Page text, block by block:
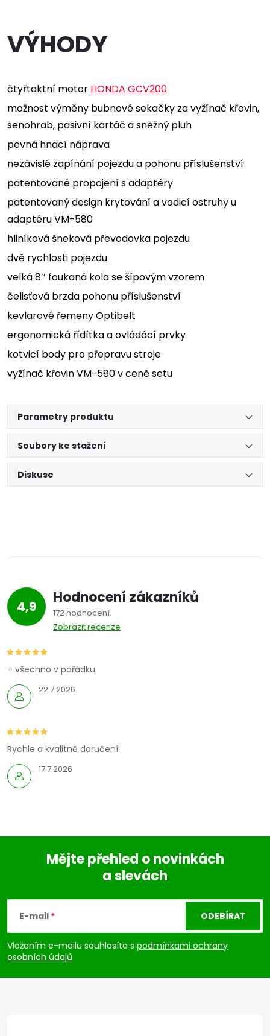
VÝHODY
čtyřtaktní motor HONDA GCV200
možnost výměny bubnové sekačky za vyžínač křovin,
senohrab, pasivní kartáč a sněžný pluh
pevná hnací náprava
nezávislé zapínání pojezdu a pohonu příslušenství
patentované propojení s adaptéry
patentovaný design krytování a vodicí ostruhy u
adaptéru VM-580
hliníková šneková převodovka pojezdu
dvě rychlosti pojezdu
velká 8’’ foukaná kola se šípovým vzorem
čelisťová brzda pohonu příslušenství
kevlarové řemeny Optibelt
ergonomická řídítka a ovládácí prvky
kotvicí body pro přepravu stroje
vyžínač křovin VM-580 v ceně setu
Parametry produktu
Soubory ke stažení
Diskuse
4,9 Hodnocení zákazníků
172 hodnocení
Zobrazit recenze
22.7.2026
+ všechno v pořádku
17.7.2026
Rychle a kvalitně doručení.
p
a
Mějte přehled o novinkách
a slevách
E-mail
Vložením e-mailu souhlasíte s podmínkami ochrany
osobních údajů
ODEBÍRAT